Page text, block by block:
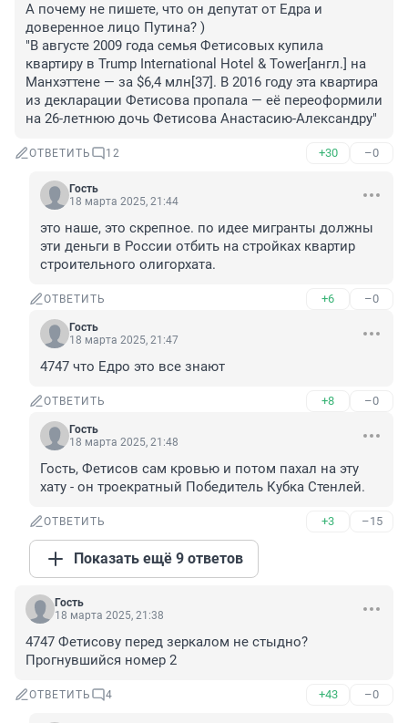
А почему не пишете, что он депутат от Едра и
доверенное лицо Путина? )
"В августе 2009 года семья Фетисовых купила
квартиру в Trump International Hotel & Tower[англ.] на
Манхэттене — за $6,4 млн[37]. В 2016 году эта квартира
из декларации Фетисова пропала — её переоформили
на 26-летнюю дочь Фетисова Анастасию-Александру"
ОТВЕТИТЬ 12 +30 –0
Гость
18 марта 2025, 21:44
это наше, это скрепное. по идее мигранты должны
эти деньги в России отбить на стройках квартир
строительного олигорхата.
ОТВЕТИТЬ +6 –0
Гость
18 марта 2025, 21:47
4747 что Едро это все знают
ОТВЕТИТЬ +8 –0
Гость
18 марта 2025, 21:48
Гость, Фетисов сам кровью и потом пахал на эту
хату - он троекратный Победитель Кубка Стенлей.
ОТВЕТИТЬ +3 –15
Показать ещё 9 ответов
Гость
18 марта 2025, 21:38
4747 Фетисову перед зеркалом не стыдно?
Прогнувшийся номер 2
ОТВЕТИТЬ 4 +43 –0